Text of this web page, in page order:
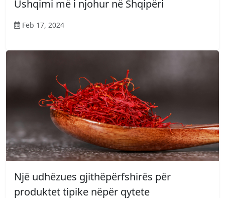
Ushqimi më i njohur në Shqipëri
Feb 17, 2024
Një udhëzues gjithëpërfshirës për
produktet tipike nëpër qytete